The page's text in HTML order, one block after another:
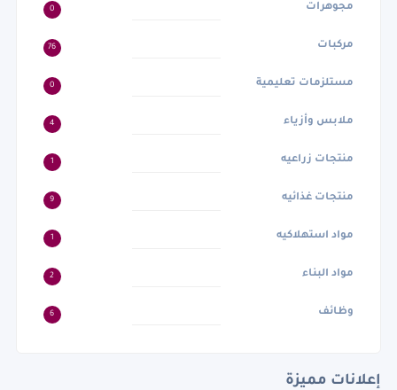
مجوهرات 0
مركبات 76
مستلزمات تعليمية 0
ملابس وأزياء 4
منتجات زراعيه 1
منتجات غذائيه 9
مواد استهلاكيه 1
مواد البناء 2
وظائف 6
إعلانات مميزة